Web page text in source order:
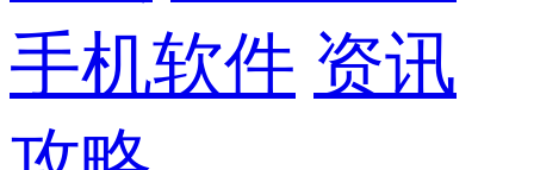
手机软件 资讯